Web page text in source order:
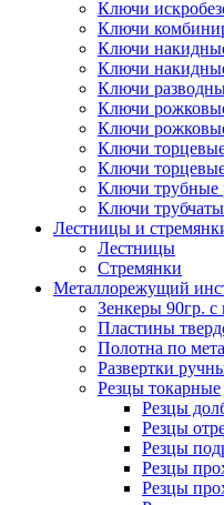
Ключи
Ключи
Ключи
Ключи
Ключи
Ключи
Ключи
Ключи
Ключи
Ключи
Ключи
Лестницы и
Лестницы
Стремянки
Металлорежущий
Зенкеры 90гр. с
Пластины
Полотна по
Развертки
Резцы токарные
Резцы
Резцы
Резцы
Резцы
Резцы